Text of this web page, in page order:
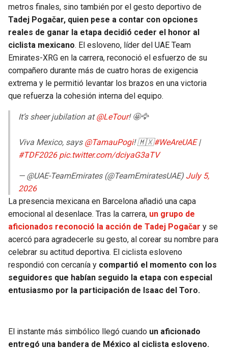
VIKINGS
FALCONS
PANTHERS
SAINTS
BUCCANEERS
THUNDER
TRAIL BLAZERS
JAZZ
metros finales, sino también por el gesto deportivo de
Tadej Pogačar, quien pese a contar con opciones
reales de ganar la etapa decidió ceder el honor al
ciclista mexicano. El esloveno, líder del UAE Team
Emirates-XRG en la carrera, reconoció el esfuerzo de su
compañero durante más de cuatro horas de exigencia
extrema y le permitió levantar los brazos en una victoria
que refuerza la cohesión interna del equipo.
It’s sheer jubilation at@LeTour! 🤩🦅
Viva Mexico, says @TamauPogi! 🇲🇽#WeAreUAE|
#TDF2026 pic.twitter.com/dciyaG3aTV
— @UAE-TeamEmirates (@TeamEmiratesUAE) July 5,
2026
La presencia mexicana en Barcelona añadió una capa
emocional al desenlace. Tras la carrera, un grupo de
aficionados reconoció la acción de Tadej Pogačar y se
acercó para agradecerle su gesto, al corear su nombre para
celebrar su actitud deportiva. El ciclista esloveno
respondió con cercanía y compartió el momento con los
seguidores que habían seguido la etapa con especial
entusiasmo por la participación de Isaac del Toro.
El instante más simbólico llegó cuando un aficionado
entregó una bandera de México al ciclista esloveno.